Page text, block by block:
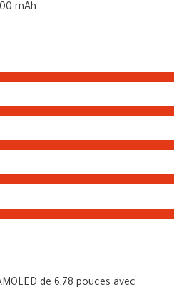
mAh.
de 6,78 pouces avec